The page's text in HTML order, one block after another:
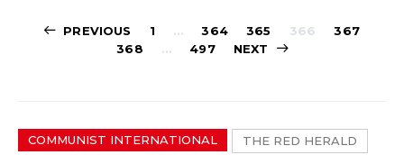
PREVIOUS 1 … 364 365 366
367
368
… 497 NEXT
COMMUNIST INTERNATIONAL THE RED HERALD